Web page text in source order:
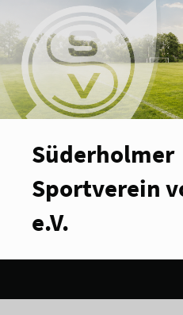
Süderholmer
Sportverein
e.V.